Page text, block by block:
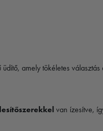
üdítő, amely tökéletes
van ízesítve,